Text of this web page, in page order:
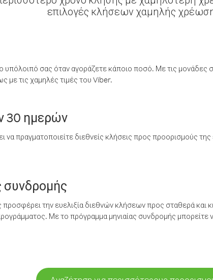
επιλογές κλήσεων χαμηλής
υπόλοιπό σας όταν αγοράζετε κάποιο ποσό. Με τις μονάδες
με τις χαμηλές τιμές του Viber.
30 ημερών
πραγματοποιείτε διεθνείς κλήσεις προς προορισμούς
συνδρομής
την ευελιξία διεθνών κλήσεων προς σταθερά και
Με το πρόγραμμα μηνιαίας συνδρομής μπορείτε